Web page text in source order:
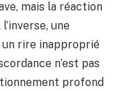
mais la réaction
une
rire inapproprié
n’est pas
profond